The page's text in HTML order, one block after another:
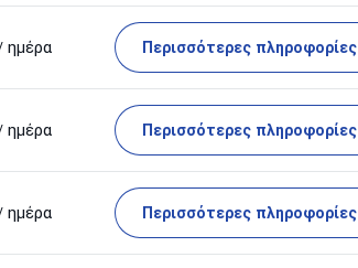
ημέρα Περισσότερες πληροφορίες
ημέρα Περισσότερες πληροφορίες
ημέρα Περισσότερες πληροφορίες